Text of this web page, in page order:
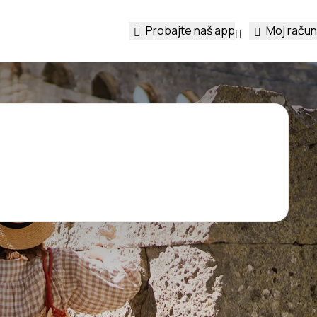
Probajte naš app Moj račun